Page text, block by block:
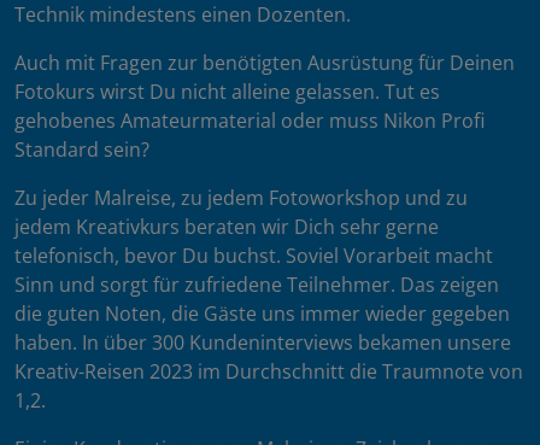
Technik mindestens einen Dozenten.
Auch mit Fragen zur benötigten Ausrüstung für Deinen
Fotokurs wirst Du nicht alleine gelassen. Tut es
gehobenes Amateurmaterial oder muss Nikon Profi
Standard sein?
Zu jeder Malreise, zu jedem Fotoworkshop und zu
jedem Kreativkurs beraten wir Dich sehr gerne
telefonisch, bevor Du buchst. Soviel Vorarbeit macht
Sinn und sorgt für zufriedene Teilnehmer. Das zeigen
die guten Noten, die Gäste uns immer wieder gegeben
haben. In über 300 Kundeninterviews bekamen unsere
Kreativ-Reisen 2023 im Durchschnitt die Traumnote von
1,2.